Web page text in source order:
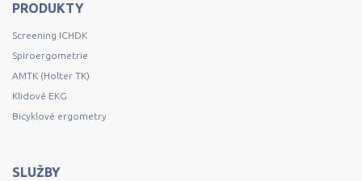
PRODUKTY
Screening ICHDK
Spiroergometrie
AMTK (Holter TK)
Klidové EKG
Bicyklové ergometry
SLUŽBY